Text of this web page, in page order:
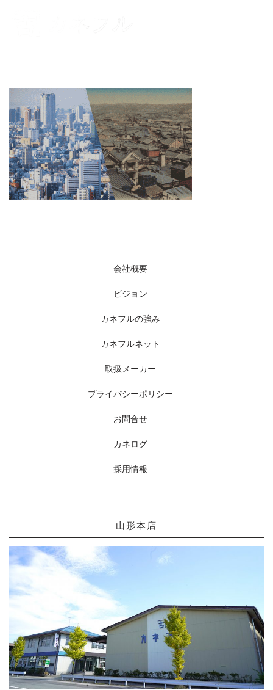
会社概要
ビジョン
カネフルの強み
カネフルネット
取扱メーカー
プライバシーポリシー
お問合せ
カネログ
採用情報
山形本店